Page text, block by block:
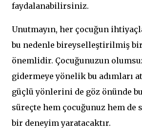
faydalanabilirsiniz.
Unutmayın, her çocuğun
bu nedenle bireyselleştirilmiş
önemlidir. Çocuğunuzun
gidermeye yönelik bu adımları
güçlü yönlerini de göz önünde
süreçte hem çocuğunuz hem
bir deneyim yaratacaktır.